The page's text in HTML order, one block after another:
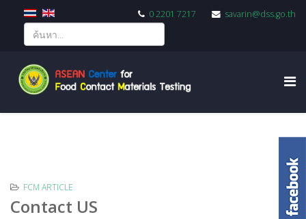
0 2201 7217 savarin@dss.go.th
FCM ARTICLE
Contact US